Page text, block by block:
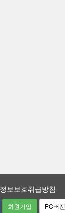
보보호취급방침
회원가입 PC버전